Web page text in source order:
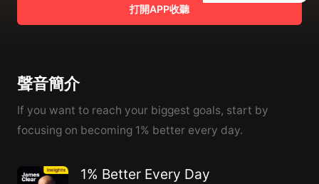
打開APP收聽
聲音簡介
If you want to reach your biggest goals, start by
focusing on becoming 1% better every day.
1% Better Every Day